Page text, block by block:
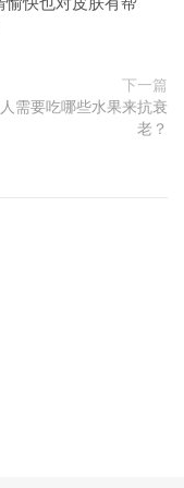
愉快也对皮肤有帮
下一篇
需要吃哪些水果来抗衰
老？